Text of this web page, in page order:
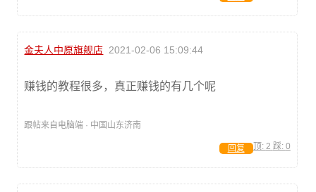
金夫人中原旗舰店 2021-02-06 15:09:44
赚钱的教程很多，真正赚钱的有几个呢
跟帖来自电脑端 · 中国山东济南
顶: 2 踩: 0
回复